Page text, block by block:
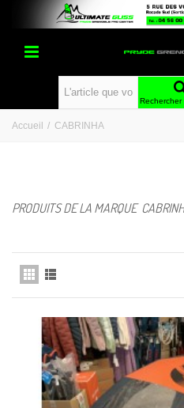
Accueil / CABRINHA
PRODUITS DE LA MARQUE